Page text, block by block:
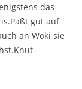
das
gut auf
an Woki sie